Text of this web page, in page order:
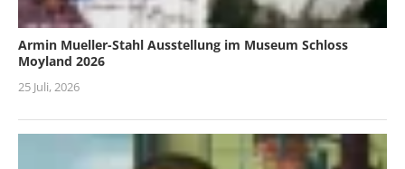
Armin Mueller-Stahl Ausstellung im Museum Schloss
Moyland 2026
25 Juli, 2026